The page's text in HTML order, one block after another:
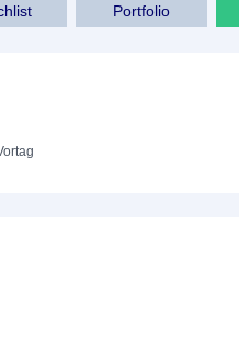
Portfolio